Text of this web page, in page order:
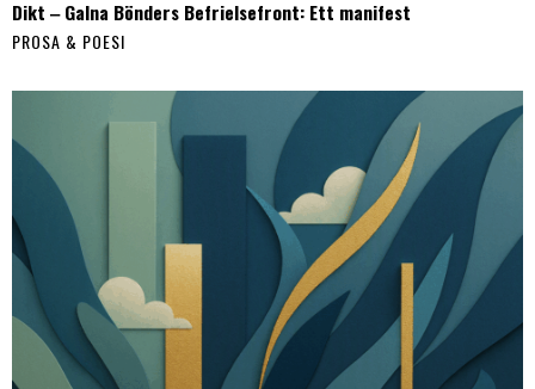
Dikt ‒ Galna Bönders Befrielsefront: Ett manifest
PROSA & POESI